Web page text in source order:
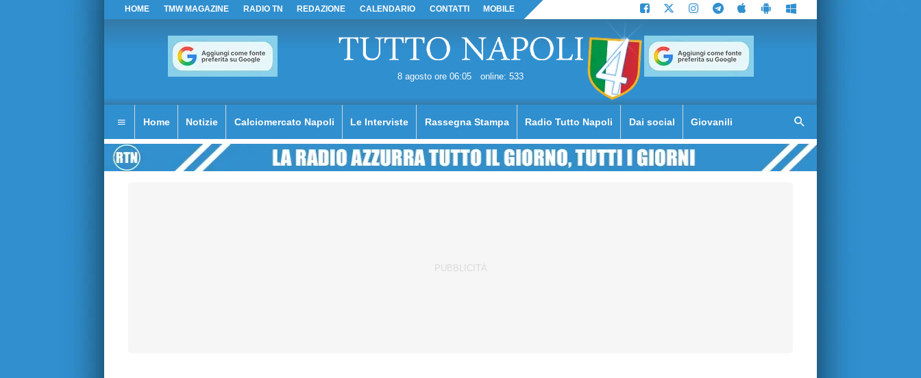
HOME TMW MAGAZINE RADIO TN REDAZIONE CALENDARIO CONTATTI MOBILE
8 agosto ore 06:05 online: 533
Home Notizie Calciomercato Napoli Le Interviste Rassegna Stampa Radio Tutto Napoli Dai social Giovanili